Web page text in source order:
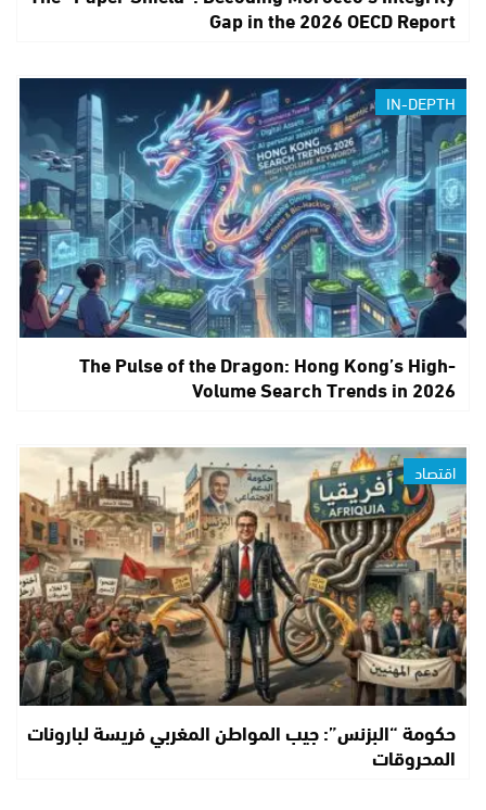
Gap in the 2026 OECD Report
IN-DEPTH
The Pulse of the Dragon: Hong Kong’s High-
Volume Search Trends in 2026
اقتصاد
حكومة “البزنس”: جيب المواطن المغربي فريسة لبارونات
المحروقات